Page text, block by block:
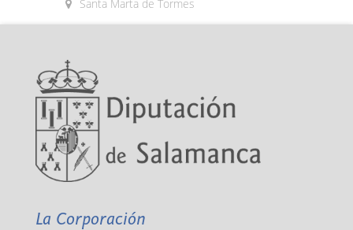
Santa Marta de Tormes
La Corporación